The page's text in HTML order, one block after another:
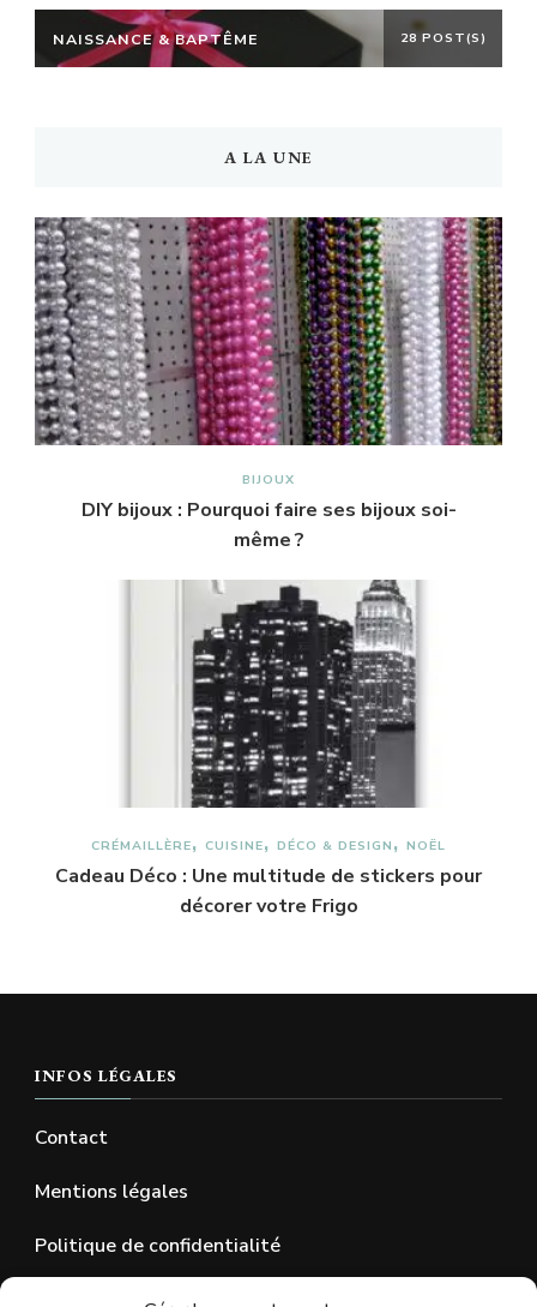
NAISSANCE & BAPTÊME 28 POST(S)
A LA UNE
BIJOUX
DIY bijoux : Pourquoi faire ses bijoux soi-
même ?
CRÉMAILLÈRE CUISINE DÉCO & DESIGN NOËL
Cadeau Déco : Une multitude de stickers pour
décorer votre Frigo
INFOS LÉGALES
Contact
Mentions légales
Politique de confidentialité